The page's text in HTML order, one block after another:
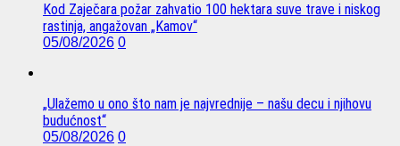
Kod Zaječara požar zahvatio 100 hektara suve trave i niskog
rastinja, angažovan „Kamov“
05/08/2026 0
„Ulažemo u ono što nam je najvrednije – našu decu i njihovu
budućnost“
05/08/2026 0